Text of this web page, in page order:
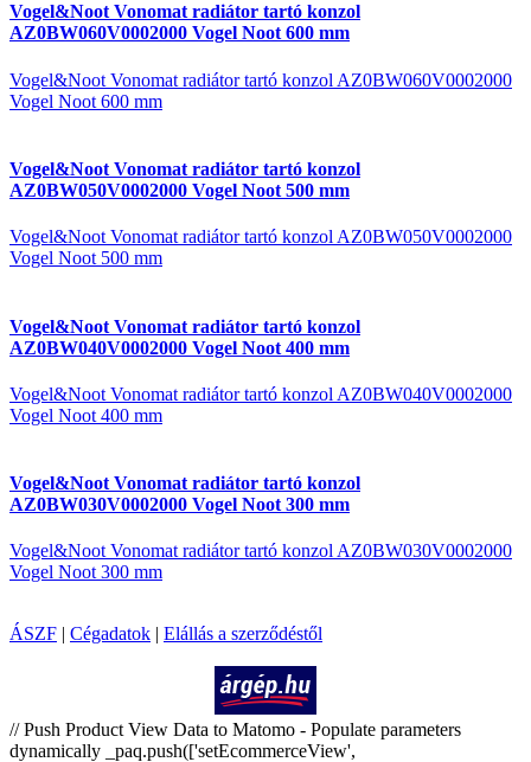
Vogel&Noot Vonomat radiátor tartó konzol
AZ0BW060V0002000 Vogel Noot 600 mm
Vogel&Noot Vonomat radiátor tartó konzol AZ0BW060V0002000
Vogel Noot 600 mm
Vogel&Noot Vonomat radiátor tartó konzol
AZ0BW050V0002000 Vogel Noot 500 mm
Vogel&Noot Vonomat radiátor tartó konzol AZ0BW050V0002000
Vogel Noot 500 mm
Vogel&Noot Vonomat radiátor tartó konzol
AZ0BW040V0002000 Vogel Noot 400 mm
Vogel&Noot Vonomat radiátor tartó konzol AZ0BW040V0002000
Vogel Noot 400 mm
Vogel&Noot Vonomat radiátor tartó konzol
AZ0BW030V0002000 Vogel Noot 300 mm
Vogel&Noot Vonomat radiátor tartó konzol AZ0BW030V0002000
Vogel Noot 300 mm
ÁSZF | Cégadatok | Elállás a szerződéstől
// Push Product View Data to Matomo - Populate parameters
dynamically _paq.push(['setEcommerceView',